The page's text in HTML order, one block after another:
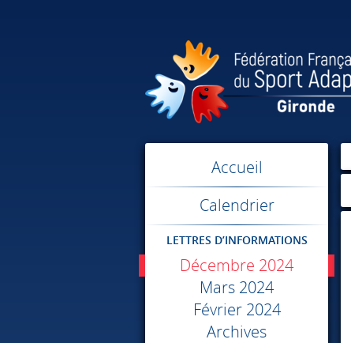
Accueil
Calendrier
LETTRES D’INFORMATIONS
Décembre 2024
Mars 2024
Février 2024
Archives